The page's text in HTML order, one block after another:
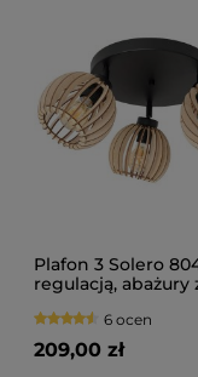
Plafon 3 Solero
regulacją, abażury
brązowe, czarne
6 ocen
209,00 zł